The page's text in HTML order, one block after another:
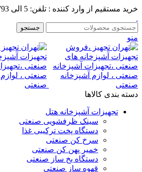
خرید مستقیم از وارد کننده : تلفن: 5 الی 65611793 - ۰۲۱
جستجو
منو
دسته بندی کالاها
تجهیزات آشپزخانه هتل
سینک ظرفشویی صنعتی
دستگاه پخت ترکیبی غذا
سرخ کن صنعتی
خمیر پهن کن صنعتی
دستگاه یخ ساز صنعتی
قهوه ساز صنعتی